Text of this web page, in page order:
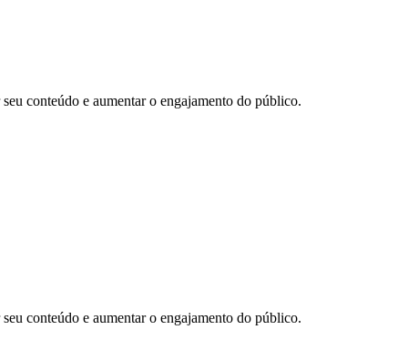
conteúdo e aumentar o engajamento do público.
conteúdo e aumentar o engajamento do público.